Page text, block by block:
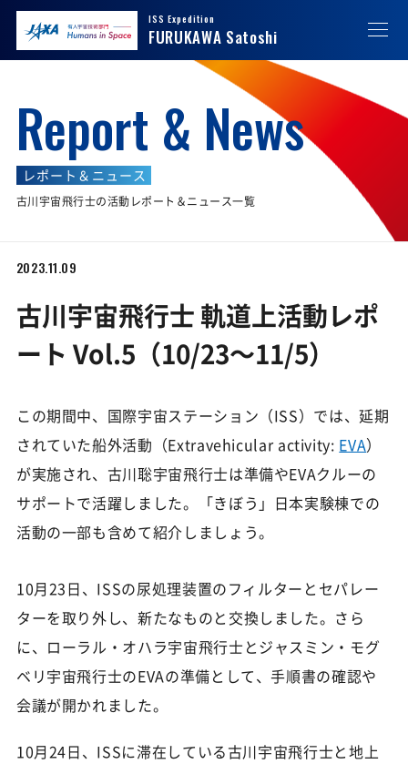
JAXA JAXA 有人宇宙技術部門 Humans in Space
ISS Expedition
FURUKAWA Satoshi
Report & News
レポート＆ニュース
古川宇宙飛行士の活動レポート＆ニュース一覧
2023.11.09
古川宇宙飛行士 軌道上活動レポ
ート Vol.5（10/23〜11/5）
この期間中、国際宇宙ステーション（ISS）では、延期
されていた船外活動（Extravehicular activity: EVA）
が実施され、古川聡宇宙飛行士は準備やEVAクルーの
サポートで活躍しました。「きぼう」日本実験棟での
活動の一部も含めて紹介しましょう。
10月23日、ISSの尿処理装置のフィルターとセパレー
ターを取り外し、新たなものと交換しました。さら
に、ローラル・オハラ宇宙飛行士とジャスミン・モグ
ベリ宇宙飛行士のEVAの準備として、手順書の確認や
会議が開かれました。
10月24日、ISSに滞在している古川宇宙飛行士と地上